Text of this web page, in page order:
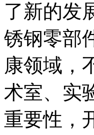
了新的发
锈钢零部
康领域，
术室、实
重要性，